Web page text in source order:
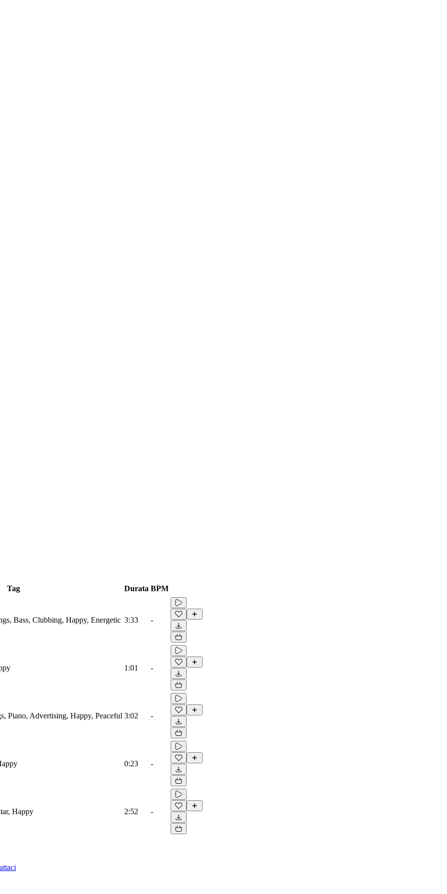
Tag Durata BPM
Bass, Clubbing, Happy, Energetic 3:33 -
1:01 -
Piano, Advertising, Happy, Peaceful 3:02 -
0:23 -
Happy 2:52 -